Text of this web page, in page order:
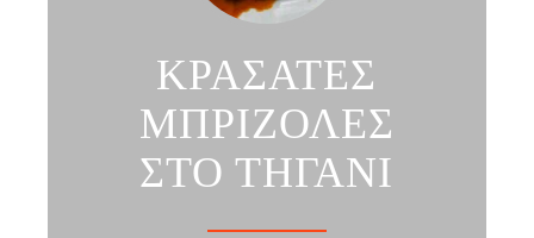
ΚΡΑΣΑΤΕΣ
ΜΠΡΙΖΟΛΕΣ
ΣΤΟ ΤΗΓΑΝΙ